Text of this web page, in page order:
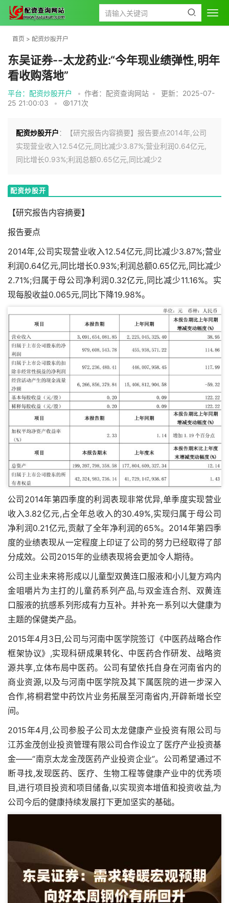
首页 > 配资炒股开户
东吴证券--太龙药业:“今年现业绩弹性,明年
看收购落地”
平台：配资炒股开户 • 作者：配资查询网站 •
更新：2025-07-
25 21:00:03
• 171次
配资炒股开户：【研究报告内容摘要】报告要点2014年,公司
实现营业收入12.54亿元,同比减少3.87%;营业利润0.64亿元,
同比增长0.93%;利润总额0.65亿元,同比减少2
配资炒股开
【研究报告内容摘要】
报告要点
2014年,公司实现营业收入12.54亿元,同比减少3.87%;营业
利润0.64亿元,同比增长0.93%;利润总额0.65亿元,同比减少
2.71%;归属于母公司净利润0.32亿元,同比减少11.16%。实
现每股收益0.065元,同比下降19.98%。
公司2014年第四季度的利润表现非常优异,单季度实现营业
收入3.82亿元,占全年总收入的30.49%,实现归属于母公司
净利润0.21亿元,贡献了全年净利润的65%。2014年第四季
度的业绩表现从一定程度上印证了公司的努力已经取得了部
分成效。公司2015年的业绩表现将会更加令人期待。
公司主业未来将形成以儿童型双黄连口服液和小儿复方鸡内
金咀嚼片为主打的儿童药系列产品,与双金连合剂、双黄连
口服液的抗感系列形成有力互补。并补充一系列以大健康为
主题的保健类产品。
2015年4月3日,公司与河南中医学院签订《中医药战略合作
框架协议》,实现科研成果转化、中医药合作研发、战略资
源共享,立体布局中医药。公司有望依托自身在河南省内的
商业资源,以及与河南中医学院及其下属医院的进一步深入
合作,将桐君堂中药饮片业务拓展至河南省内,开辟新增长空
间。
2015年4月,公司参股子公司太龙健康产业投资有限公司与
江苏金茂创业投资管理有限公司合作设立了医疗产业投资基
金——“南京太龙金茂医药产业投资企业”。公司希望通过不
断寻找,发现医药、医疗、生物工程等健康产业中的优秀项
目,进行项目投资和项目储备,以实现资本增值和投资收益,为
公司今后的健康持续发展打下更加坚实的基础。